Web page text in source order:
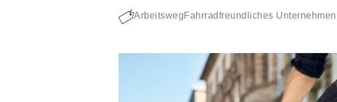
Arbeitsweg Fahrradfreundliches Unternehmen